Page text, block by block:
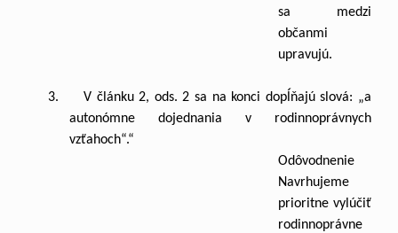
sa medzi
občanmi
upravujú.
3. V článku 2, ods. 2 sa na konci dopĺňajú slová: „a
autonómne dojednania v rodinnoprávnych
vzťahoch“.“
Odôvodnenie
Navrhujeme
prioritne vylúčiť
rodinnoprávne